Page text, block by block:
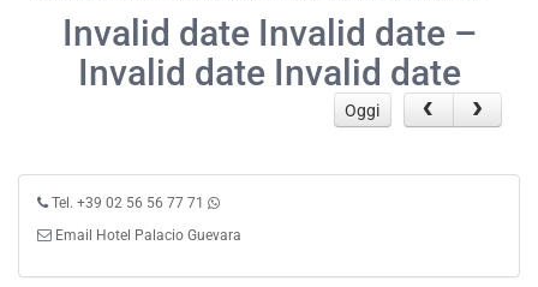
Invalid date Invalid date –
Invalid date Invalid date
Oggi
Tel. +39 02 56 56 77 71
Email Hotel Palacio Guevara